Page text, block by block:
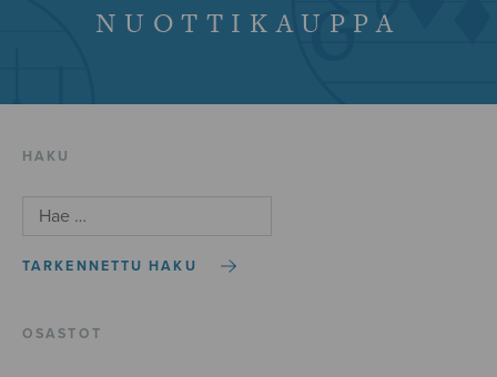
NUOTTIKAUPPA
HAKU
TARKENNETTU HAKU
OSASTOT